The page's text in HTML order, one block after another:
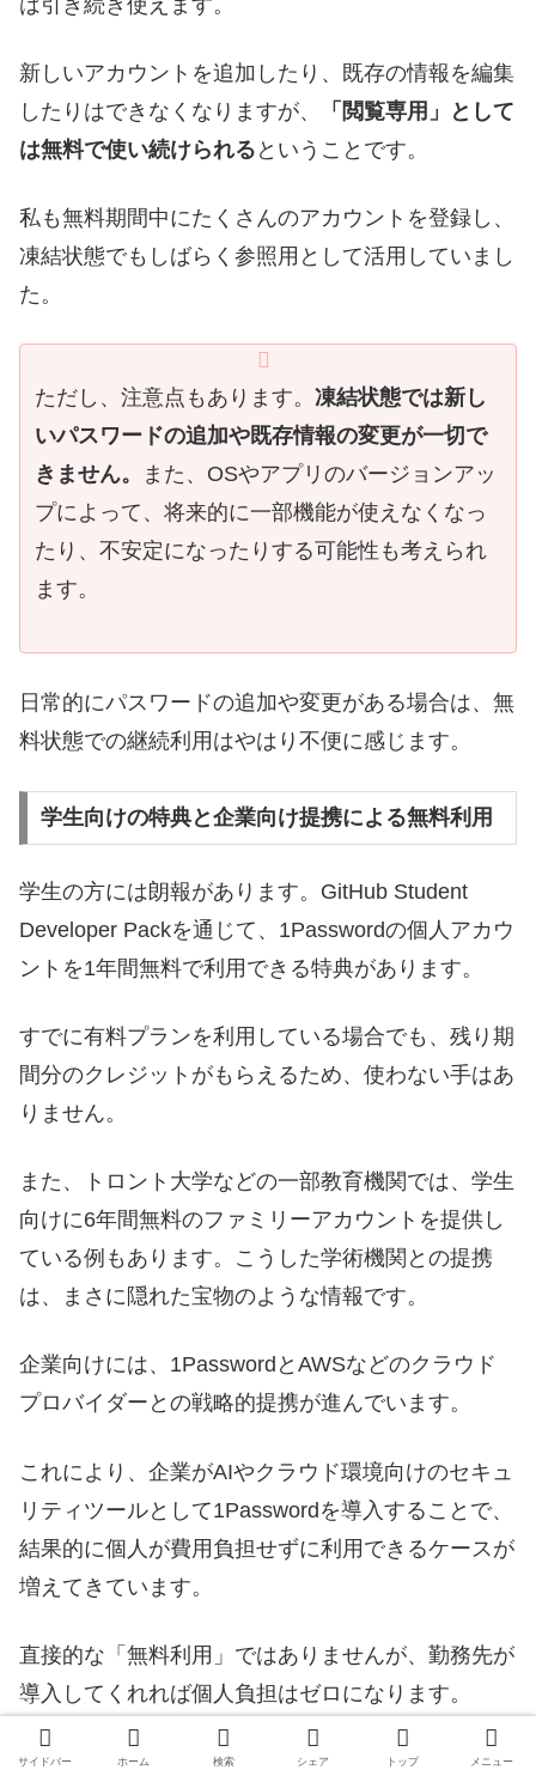
新しいアカウントを追加したり、既存の情報を編集
したりはできなくなりますが、
「閲覧専用」として
は無料で使い続けられる ということです。
私も無料期間中にたくさんのアカウントを登録し、
凍結状態でもしばらく参照用として活用していまし
た。
ただし、注意点もあります。 凍結状態では新し
いパスワードの追加や既存情報の変更が一切で
きません。
また、OSやアプリのバージョンアッ
プによって、将来的に一部機能が使えなくなっ
たり、不安定になったりする可能性も考えられ
ます。
日常的にパスワードの追加や変更がある場合は、無
料状態での継続利用はやはり不便に感じます。
学生向けの特典と企業向け提携による無料利用
学生の方には朗報があります。GitHub Student
Developer Packを通じて、1Passwordの個人アカウ
ントを1年間無料で利用できる特典があります。
すでに有料プランを利用している場合でも、残り期
間分のクレジットがもらえるため、使わない手はあ
りません。
また、トロント大学などの一部教育機関では、学生
向けに6年間無料のファミリーアカウントを提供し
ている例もあります。こうした学術機関との提携
は、まさに隠れた宝物のような情報です。
企業向けには、1PasswordとAWSなどのクラウド
プロバイダーとの戦略的提携が進んでいます。
これにより、企業がAIやクラウド環境向けのセキュ
リティツールとして1Passwordを導入することで、
結果的に個人が費用負担せずに利用できるケースが
増えてきています。
直接的な「無料利用」ではありませんが、勤務先が
導入してくれれば個人負担はゼロになります。
ソースネクスト版による「買い切り」のような
サイドバー ホーム 検索 シェア トップ メニュー